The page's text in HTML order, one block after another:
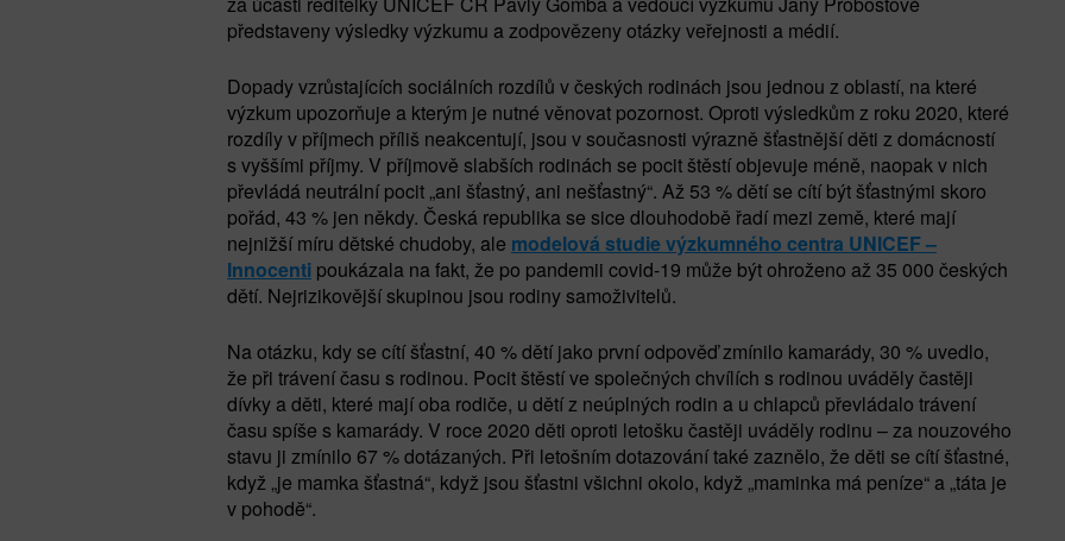
představeny výsledky výzkumu a zodpovězeny otázky veřejnosti a médií.
Dopady vzrůstajících sociálních rozdílů v českých rodinách jsou jednou z oblastí, na které
výzkum upozorňuje a kterým je nutné věnovat pozornost. Oproti výsledkům z roku 2020, které
rozdíly v příjmech příliš neakcentují, jsou v současnosti výrazně šťastnější děti z domácností
s vyššími příjmy. V příjmově slabších rodinách se pocit štěstí objevuje méně, naopak v nich
převládá neutrální pocit „ani šťastný, ani nešťastný“. Až 53 % dětí se cítí být šťastnými skoro
pořád, 43 % jen někdy. Česká republika se sice dlouhodobě řadí mezi země, které mají
nejnižší míru dětské chudoby, ale modelová studie výzkumného centra UNICEF–
Innocenti poukázala na fakt, že po pandemii covid-19 může být ohroženo až 35 000 českých
dětí. Nejrizikovější skupinou jsou rodiny samoživitelů.
Na otázku, kdy se cítí šťastní, 40 % dětí jako první odpověď zmínilo kamarády, 30 % uvedlo,
že při trávení času s rodinou. Pocit štěstí ve společných chvílích s rodinou uváděly častěji
dívky a děti, které mají oba rodiče, u dětí z neúplných rodin a u chlapců převládalo trávení
času spíše s kamarády. V roce 2020 děti oproti letošku častěji uváděly rodinu – za nouzového
stavu ji zmínilo 67 % dotázaných. Při letošním dotazování také zaznělo, že děti se cítí šťastné,
když „je mamka šťastná“, když jsou šťastni všichni okolo, když „maminka má peníze“ a „táta je
v pohodě“.